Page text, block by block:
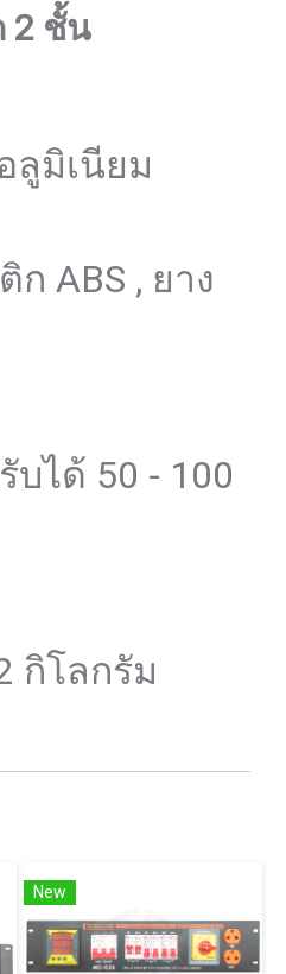
2 ชั้น
ลูมิเนียม
ABS , ยาง
บได้ 50 - 100
กิโลกรัม
New